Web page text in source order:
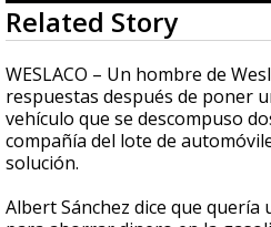
0
seconds
of
2
minutes,
47
seconds
Related Story
WESLACO – Un hombre de
respuestas después de poner
vehículo que se descompuso
compañía del lote de
solución.
Albert Sánchez dice que quería